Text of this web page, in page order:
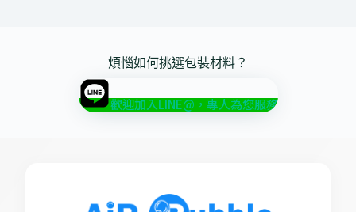
煩惱如何挑選包裝材料？
歡迎加入LINE@，專人為您服務